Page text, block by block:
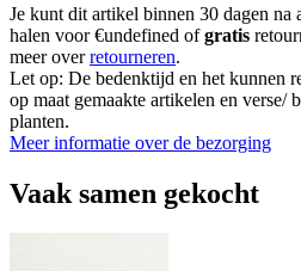
Je kunt dit artikel binnen 30 dagen na
halen voor €undefined ofgratis
meer overretourneren.
Let op: De bedenktijd en het kunnen
op maat gemaakte artikelen en verse/
planten.
Meer informatie over de bezorging
Vaak samen gekocht